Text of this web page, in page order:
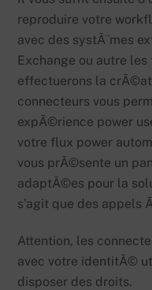
reproduire votre
avec des systÃ¨mes
Exchange ou autre
effectuerons la
connecteurs vous
expÃ©rience power
votre flux power
vous prÃ©sente un
adaptÃ©es pour la
s’agit que des appels
Attention, les
avec votre identitÃ©
disposer des droits.